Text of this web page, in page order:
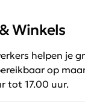
Winkels
helpen je
op
tot 17.00 uur.